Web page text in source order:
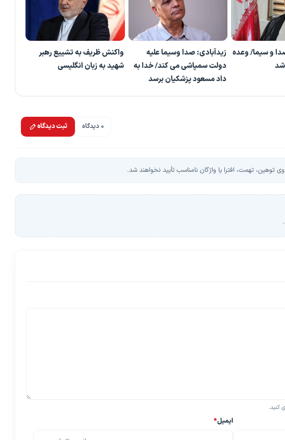
و سیما/ وعده
شد
زیدآبادی: صدا وسیما علیه
دولت سمپاشی می کند/ خدا به
داد مسعود پزشکیان برسد
واکنش ظریف به تشییع رهبر
شهید به زبان انگلیسی
0 دیدگاه ثبت دیدگاه
توهین، تهمت، افترا یا واژگان نامناسب تأیید نخواهند شد.
کنید.
ایمیل*